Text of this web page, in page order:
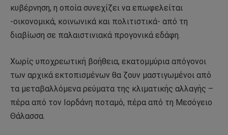
κυβέρνηση, η οποία συνεχίζει να επωφελείται
-οικονομικά, κοινωνικά και πολιτιστικά- από τη
διαβίωση σε παλαιστινιακά προγονικά εδάφη.
Χωρίς υποχρεωτική βοήθεια, εκατομμύρια απόγονοι
των αρχικά εκτοπισμένων θα ζουν μαστιγωμένοι από
τα μεταβαλλόμενα ρεύματα της κλιματικής αλλαγής –
πέρα από τον Ιορδάνη ποταμό, πέρα από τη Μεσόγειο
Θάλασσα.